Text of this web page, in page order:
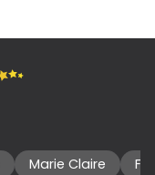
Marie Claire